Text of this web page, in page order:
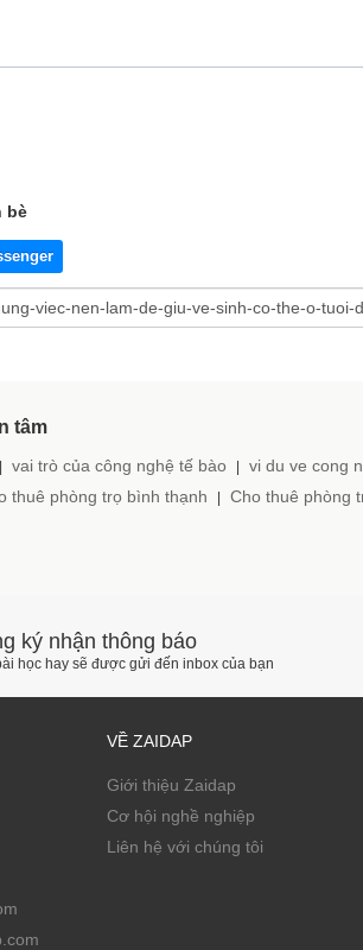
bè
tâm
vai trò của công nghệ tế bào vi du ve cong
thuê phòng trọ bình thạnh Cho thuê phòng
ký nhận thông báo
học hay sẽ được gửi đến inbox của bạn
VỀ ZAIDAP
Giới thiệu Zaidap
Cơ hội nghề nghiệp
Liên hệ với chúng tôi